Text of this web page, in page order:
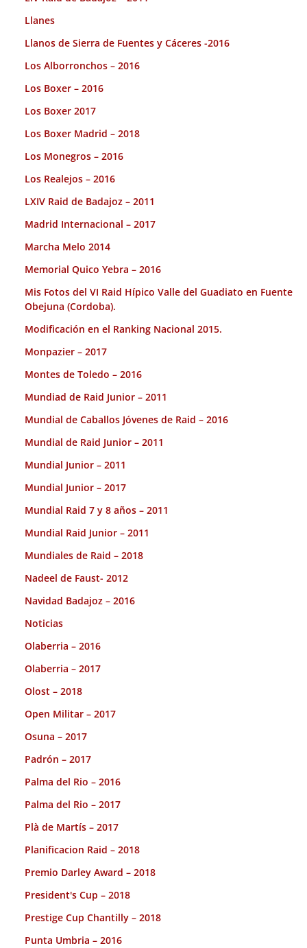
Llanes
Llanos de Sierra de Fuentes y Cáceres -2016
Los Alborronchos – 2016
Los Boxer – 2016
Los Boxer 2017
Los Boxer Madrid – 2018
Los Monegros – 2016
Los Realejos – 2016
LXIV Raid de Badajoz – 2011
Madrid Internacional – 2017
Marcha Melo 2014
Memorial Quico Yebra – 2016
Mis Fotos del VI Raid Hípico Valle del Guadiato en Fuente
Obejuna (Cordoba).
Modificación en el Ranking Nacional 2015.
Monpazier – 2017
Montes de Toledo – 2016
Mundiad de Raid Junior – 2011
Mundial de Caballos Jóvenes de Raid – 2016
Mundial de Raid Junior – 2011
Mundial Junior – 2011
Mundial Junior – 2017
Mundial Raid 7 y 8 años – 2011
Mundial Raid Junior – 2011
Mundiales de Raid – 2018
Nadeel de Faust- 2012
Navidad Badajoz – 2016
Noticias
Olaberria – 2016
Olaberria – 2017
Olost – 2018
Open Militar – 2017
Osuna – 2017
Padrón – 2017
Palma del Rio – 2016
Palma del Rio – 2017
Plà de Martís – 2017
Planificacion Raid – 2018
Premio Darley Award – 2018
President's Cup – 2018
Prestige Cup Chantilly – 2018
Punta Umbria – 2016